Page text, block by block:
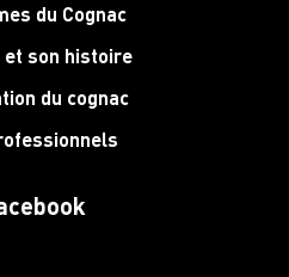
du Cognac
et son histoire
du cognac